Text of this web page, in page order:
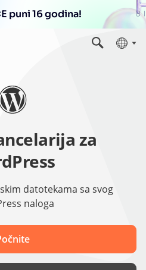
puni 16 godina!
za
datotekama sa svog
naloga